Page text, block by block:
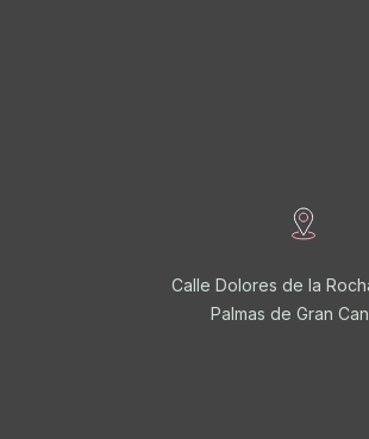
Calle Dolores de la
Palmas de Gran